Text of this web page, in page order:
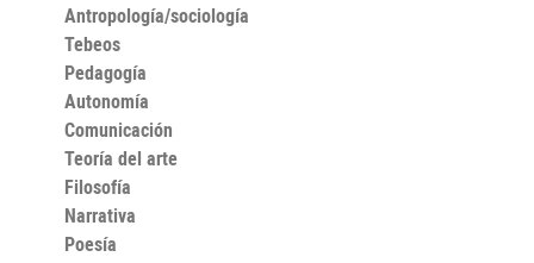
Antropología/sociología
Tebeos
Pedagogía
Autonomía
Comunicación
Teoría del arte
Filosofía
Narrativa
Poesía